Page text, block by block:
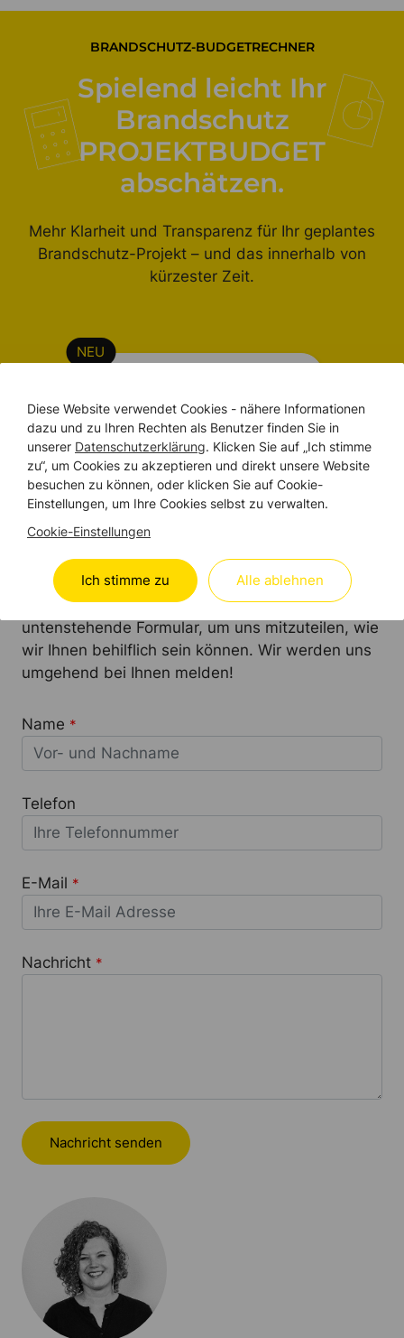
BRANDSCHUTZ-BUDGETRECHNER
Spielend leicht Ihr
Brandschutz
PROJEKTBUDGET
abschätzen.
Mehr Klarheit und Transparenz für Ihr geplantes
Brandschutz-Projekt – und das innerhalb von
kürzester Zeit.
WIR SIND DA
Treten Sie mit uns in
KONTAKT
Sei es Fribourg,St. Gallen oderBiel– wir freuen
uns auf Ihre Anfrage. Bitte nutzen Sie das
untenstehende Formular, um uns mitzuteilen, wie
wir Ihnen behilflich sein können. Wir werden uns
umgehend bei Ihnen melden!
Name *
Telefon
E-Mail *
Nachricht *
Nachricht senden
Diese Website verwendet Cookies - nähere Informationen
dazu und zu Ihren Rechten als Benutzer finden Sie in
unserer Datenschutzerklärung. Klicken Sie auf „Ich stimme
zu“, um Cookies zu akzeptieren und direkt unsere Website
besuchen zu können, oder klicken Sie auf Cookie-
Einstellungen, um Ihre Cookies selbst zu verwalten.
Cookie-Einstellungen
Ich stimme zu Alle ablehnen